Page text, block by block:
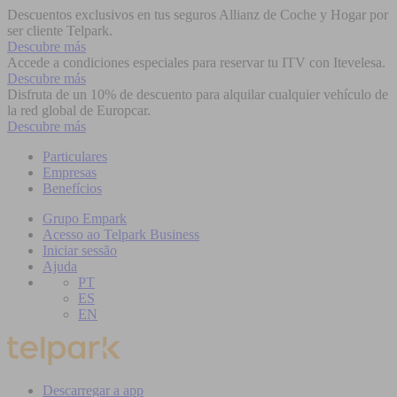
Descuentos exclusivos en tus seguros Allianz de Coche y Hogar por
ser cliente Telpark.
Descubre más
Accede a condiciones especiales para reservar tu ITV con Itevelesa.
Descubre más
Disfruta de un 10% de descuento para alquilar cualquier vehículo de
la red global de Europcar.
Descubre más
Particulares
Empresas
Benefícios
Grupo Empark
Acesso ao Telpark Business
Iniciar sessão
Ajuda
PT
ES
EN
Descarregar a app